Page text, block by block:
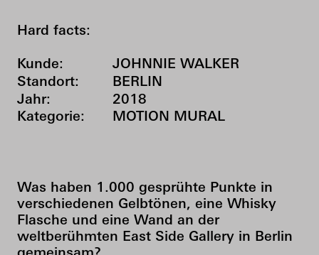
Hard facts:
Kunde:
JOHNNIE WALKER
Standort:
BERLIN
Jahr:
2018
Kategorie:
MOTION MURAL
Was haben 1.000 gesprühte Punkte in
verschiedenen Gelbtönen, eine Whisky
Flasche und eine Wand an der
weltberühmten East Side Gallery in Berlin